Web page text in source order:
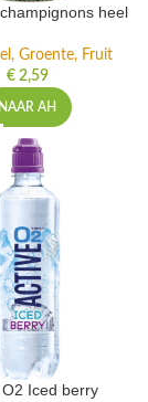
heel
Groente, Fruit
€2,59
NAAR AH
Iced berry